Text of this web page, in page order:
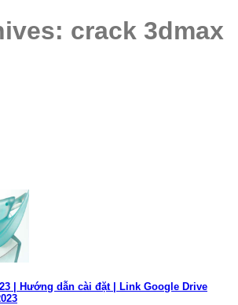
crack 3dmax
| Hướng dẫn cài đặt | Link Google Drive